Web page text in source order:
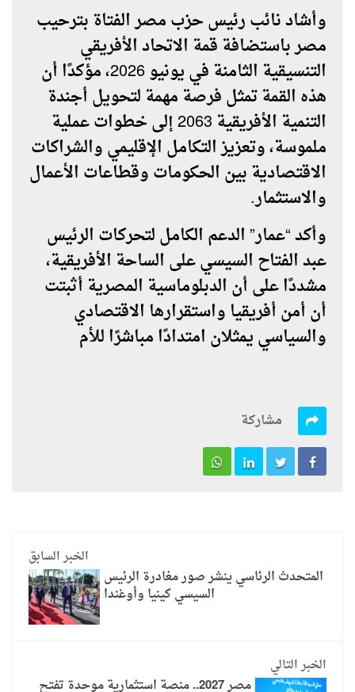
وأشاد نائب رئيس حزب مصر الفتاة بترحيب
مصر باستضافة قمة الاتحاد الأفريقي
التنسيقية الثامنة في يونيو 2026، مؤكدًا أن
هذه القمة تمثل فرصة مهمة لتحويل أجندة
التنمية الأفريقية 2063 إلى خطوات عملية
ملموسة، وتعزيز التكامل الإقليمي والشراكات
الاقتصادية بين الحكومات وقطاعات الأعمال
والاستثمار.
وأكد “عمار” الدعم الكامل لتحركات الرئيس
عبد الفتاح السيسي على الساحة الأفريقية،
مشددًا على أن الدبلوماسية المصرية أثبتت
أن أمن أفريقيا واستقرارها الاقتصادي
والسياسي يمثلان امتدادًا مباشرًا للأم
مشاركة
الخبر السابق
المتحدث الرئاسي ينشر صور مغادرة الرئيس
السيسي كينيا وأوغندا
الخبر التالي
مصر 2027.. منصة استثمارية موحدة تفتح